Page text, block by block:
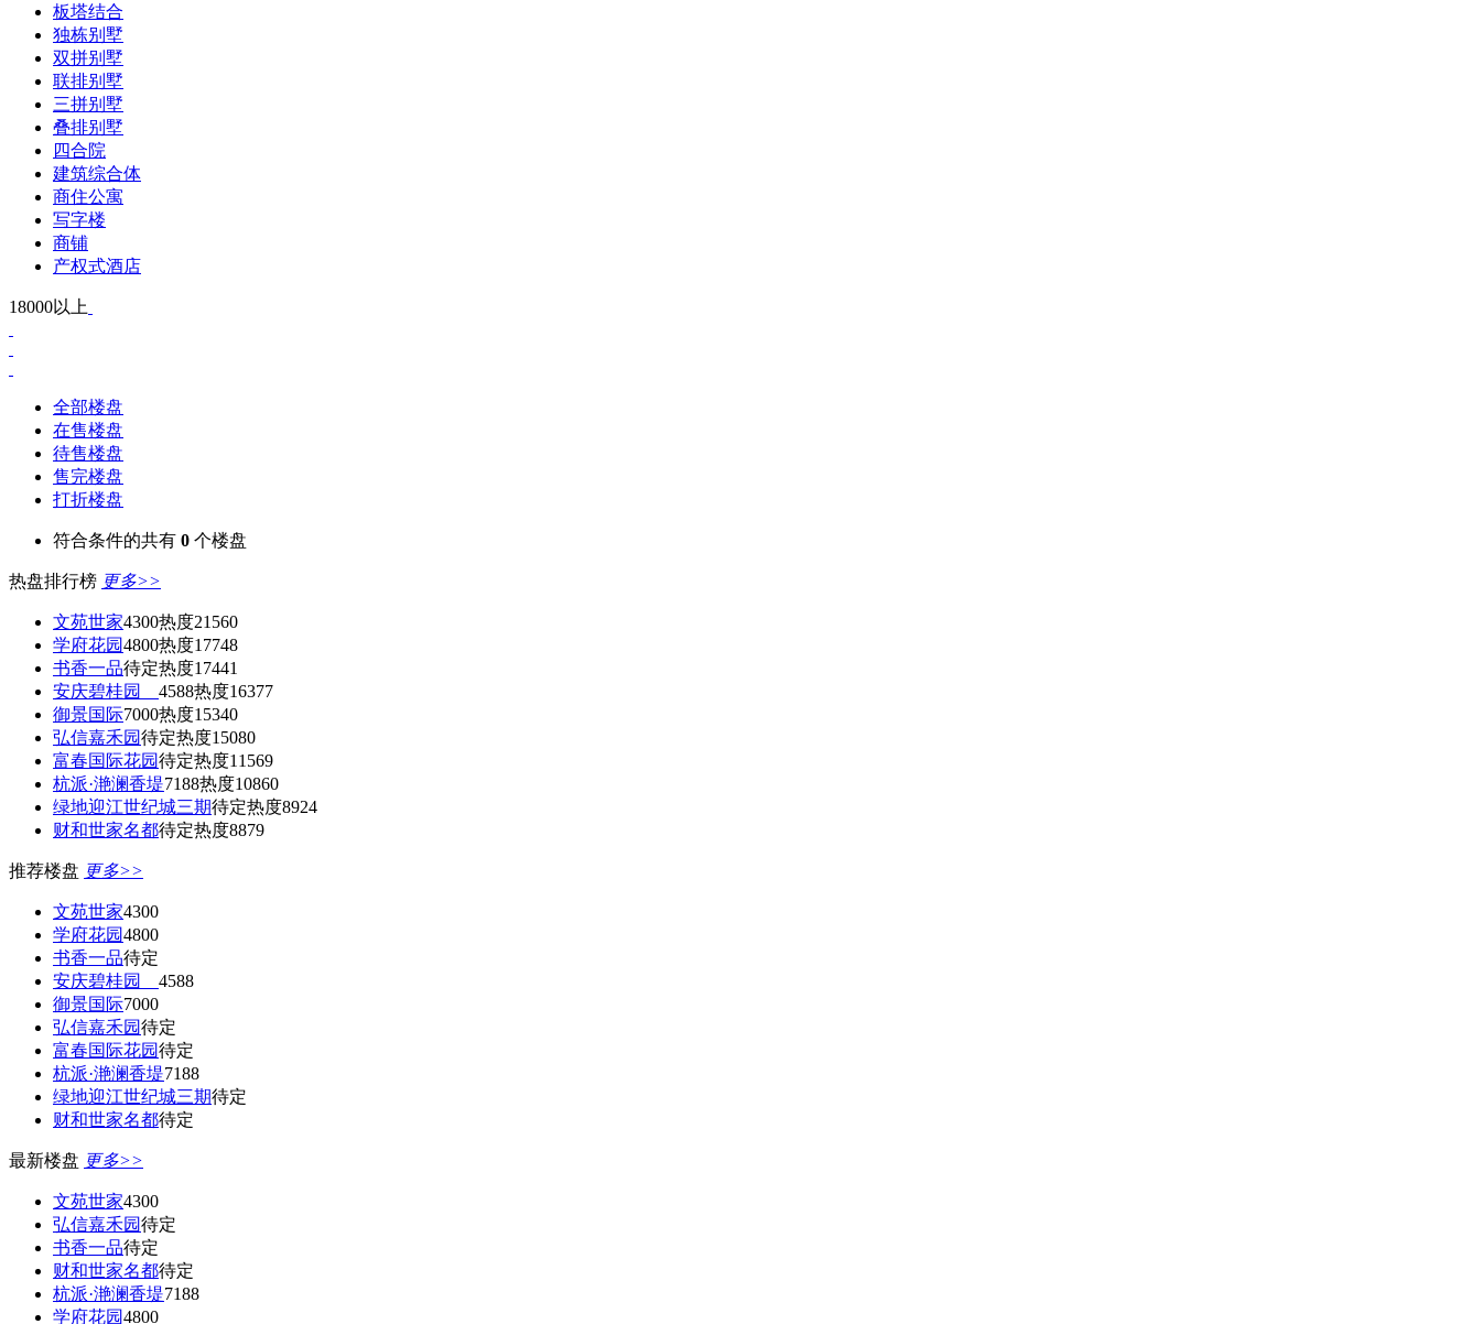
板塔结合
独栋别墅
双拼别墅
联排别墅
三拼别墅
叠排别墅
四合院
建筑综合体
商住公寓
写字楼
商铺
产权式酒店
18000以上
全部楼盘
在售楼盘
待售楼盘
售完楼盘
打折楼盘
符合条件的共有 0 个楼盘
热盘排行榜 更多>>
文苑世家4300热度21560
学府花园4800热度17748
书香一品待定热度17441
安庆碧桂园 4588热度16377
御景国际7000热度15340
弘信嘉禾园待定热度15080
富春国际花园待定热度11569
杭派·滟澜香堤7188热度10860
绿地迎江世纪城三期待定热度8924
财和世家名都待定热度8879
推荐楼盘 更多>>
文苑世家4300
学府花园4800
书香一品待定
安庆碧桂园 4588
御景国际7000
弘信嘉禾园待定
富春国际花园待定
杭派·滟澜香堤7188
绿地迎江世纪城三期待定
财和世家名都待定
最新楼盘 更多>>
文苑世家4300
弘信嘉禾园待定
书香一品待定
财和世家名都待定
杭派·滟澜香堤7188
学府花园4800